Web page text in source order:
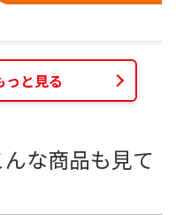
っと見る
な商品も見て